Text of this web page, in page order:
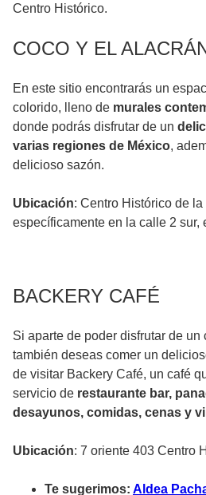
Centro Histórico.
COCO Y EL
En este sitio encontrarás un
colorido, lleno de murales
donde podrás disfrutar de un
varias regiones de México,
delicioso sazón.
Ubicación: Centro Histórico de
específicamente en la calle 2 sur,
BACKERY CAFÉ
Si aparte de poder disfrutar de un
también deseas comer un
de visitar Backery Café, un café
servicio de restaurante bar,
desayunos, comidas, cenas y
Ubicación: 7 oriente 403 Centro
Te sugerimos: Aldea